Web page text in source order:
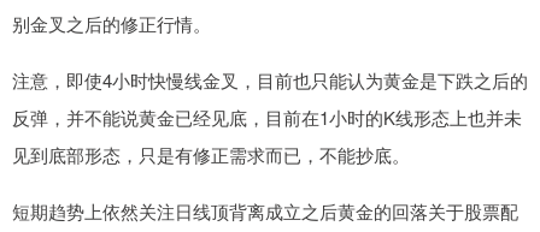
别金叉之后的修正行情。
注意，即使4小时快慢线金叉，目前也只能认为黄金是下跌之后的
反弹，并不能说黄金已经见底，目前在1小时的K线形态上也并未
见到底部形态，只是有修正需求而已，不能抄底。
短期趋势上依然关注日线顶背离成立之后黄金的回落关于股票配